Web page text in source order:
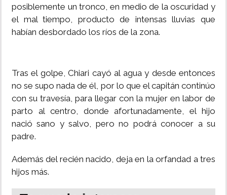
posiblemente un tronco, en medio de la oscuridad y
el mal tiempo, producto de intensas lluvias que
habían desbordado los ríos de la zona.
Tras el golpe, Chiari cayó al agua y desde entonces
no se supo nada de él, por lo que el capitán continúo
con su travesía, para llegar con la mujer en labor de
parto al centro, donde afortunadamente, el hijo
nació sano y salvo, pero no podrá conocer a su
padre.
Además del recién nacido, deja en la orfandad a tres
hijos más.